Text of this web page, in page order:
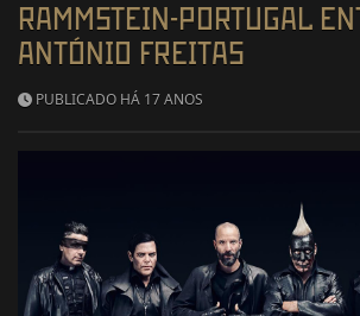
RAMMSTEIN-PORTUGAL
ANTÓNIO FREITAS
PUBLICADO HÁ 17 ANOS